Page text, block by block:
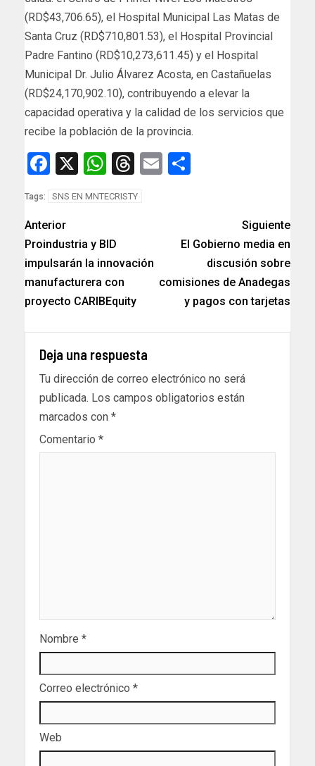
(RD$43,706.65), el Hospital Municipal Las Matas de
Santa Cruz (RD$710,801.53), el Hospital Provincial
Padre Fantino (RD$10,273,611.45) y el Hospital
Municipal Dr. Julio Álvarez Acosta, en Castañuelas
(RD$24,170,902.10), contribuyendo a elevar la
capacidad operativa y la calidad de los servicios que
recibe la población de la provincia.
Facebook
X WhatsApp
Threads
Email
Tags: SNS EN MNTECRISTY
Anterior
Proindustria y BID
impulsarán la innovación
manufacturera con
proyecto CARIBEquity
Siguiente
El Gobierno media en
discusión sobre
comisiones de Anadegas
y pagos con tarjetas
Deja una respuesta
Tu dirección de correo electrónico no será
publicada. Los campos obligatorios están
marcados con *
Comentario *
Nombre *
Correo electrónico *
Web